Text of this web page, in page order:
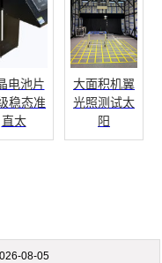
电池片
稳态准
直太
大面积机翼
光照测试太
阳
08-05